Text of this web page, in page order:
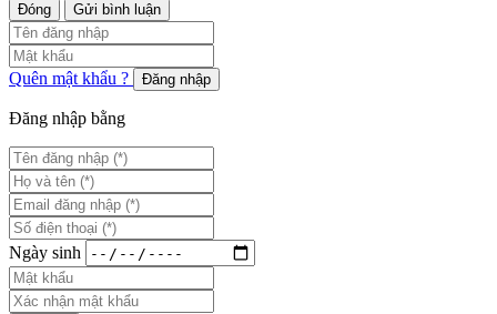
Đóng Gửi bình luận
Quên mật khẩu ? Đăng nhập
Đăng nhập bằng
Ngày sinh